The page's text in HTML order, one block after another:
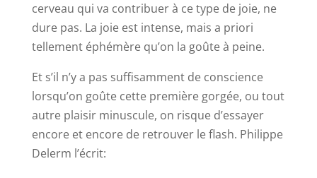
cerveau qui va contribuer à ce type de joie, ne
dure pas. La joie est intense, mais a priori
tellement éphémère qu’on la goûte à peine.
Et s’il n’y a pas suffisamment de conscience
lorsqu’on goûte cette première gorgée, ou tout
autre plaisir minuscule, on risque d’essayer
encore et encore de retrouver le flash. Philippe
Delerm l’écrit: